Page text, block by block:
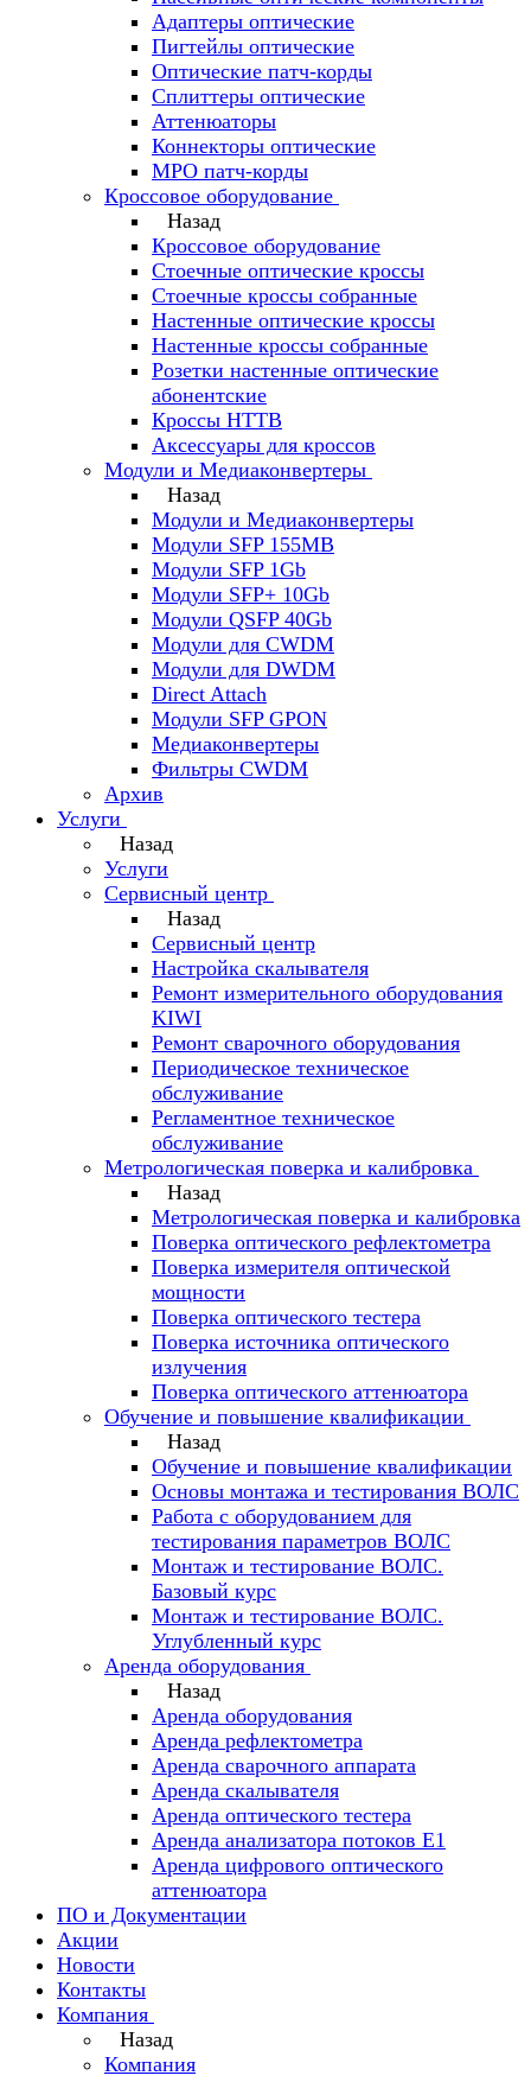
Адаптеры оптические
Пигтейлы оптические
Оптические патч-корды
Сплиттеры оптические
Аттенюаторы
Коннекторы оптические
MPO патч-корды
Кроссовое оборудование
Назад
Кроссовое оборудование
Стоечные оптические кроссы
Стоечные кроссы собранные
Настенные оптические кроссы
Настенные кроссы собранные
Розетки настенные оптические
абонентские
Кроссы HTTB
Аксессуары для кроссов
Модули и Медиаконвертеры
Назад
Модули и Медиаконвертеры
Модули SFP 155MB
Модули SFP 1Gb
Модули SFP+ 10Gb
Модули QSFP 40Gb
Модули для CWDM
Модули для DWDM
Direct Attach
Модули SFP GPON
Медиаконвертеры
Фильтры CWDM
Архив
Услуги
Назад
Услуги
Сервисный центр
Назад
Сервисный центр
Настройка скалывателя
Ремонт измерительного оборудования
KIWI
Ремонт сварочного оборудования
Периодическое техническое
обслуживание
Регламентное техническое
обслуживание
Метрологическая поверка и калибровка
Назад
Метрологическая поверка и калибровка
Поверка оптического рефлектометра
Поверка измерителя оптической
мощности
Поверка оптического тестера
Поверка источника оптического
излучения
Поверка оптического аттенюатора
Обучение и повышение квалификации
Назад
Обучение и повышение квалификации
Основы монтажа и тестирования ВОЛС
Работа с оборудованием для
тестирования параметров ВОЛС
Монтаж и тестирование ВОЛС.
Базовый курс
Монтаж и тестирование ВОЛС.
Углубленный курс
Аренда оборудования
Назад
Аренда оборудования
Аренда рефлектометра
Аренда сварочного аппарата
Аренда скалывателя
Аренда оптического тестера
Аренда анализатора потоков Е1
Аренда цифрового оптического
аттенюатора
ПО и Документации
Акции
Новости
Контакты
Компания
Назад
Компания